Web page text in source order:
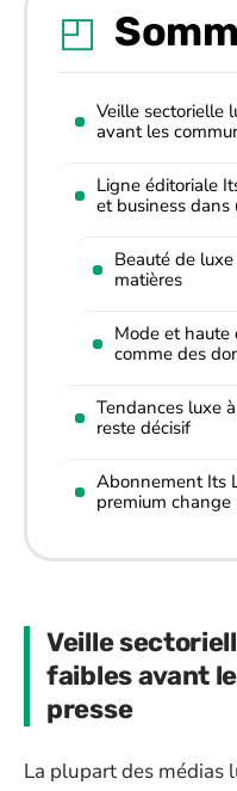
Veille sectorielle
avant les
Ligne éditoriale
et business dans
Beauté de
matières
Mode et haute
comme des
Tendances luxe
reste décisif
Abonnement Its
premium
Veille
faibles avant
presse
La plupart des médias